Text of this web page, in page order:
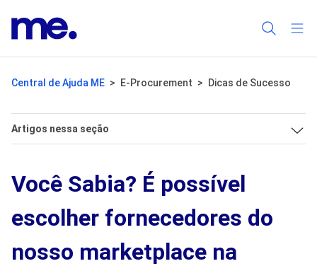
Central de Ajuda ME E-Procurement Dicas de Sucesso
Artigos nessa seção
Você Sabia? É possível
escolher fornecedores do
nosso marketplace na